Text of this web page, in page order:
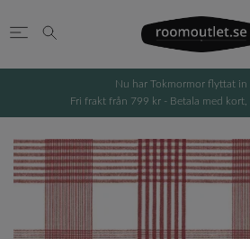
Nu har Tokmormor flyttat in
Fri frakt från 799 kr - Betala med kort,